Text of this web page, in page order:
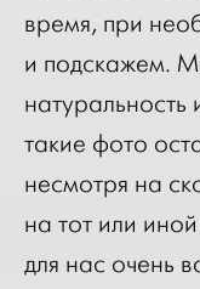
время, при
и подскажем.
натуральность
такие фото
несмотря на
на тот или
для нас очень